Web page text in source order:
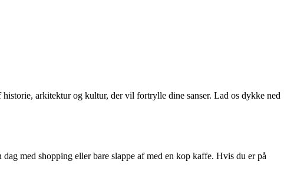
arkitektur og kultur, der vil fortrylle dine sanser. Lad os dykke ned
med shopping eller bare slappe af med en kop kaffe. Hvis du er på